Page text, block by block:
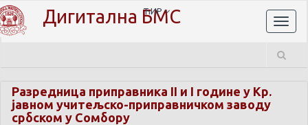
Дигитална БМС
ЋИР
Разредница приправника II и I године у Кр.
јавном учитељско-приправничком заводу
србском у Сомбору